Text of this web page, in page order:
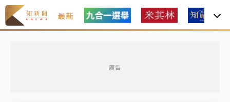
最新
廣告